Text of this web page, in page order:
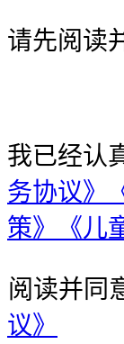
请先阅读
我已经认
务协议》
策》
《儿
阅读并同
议》